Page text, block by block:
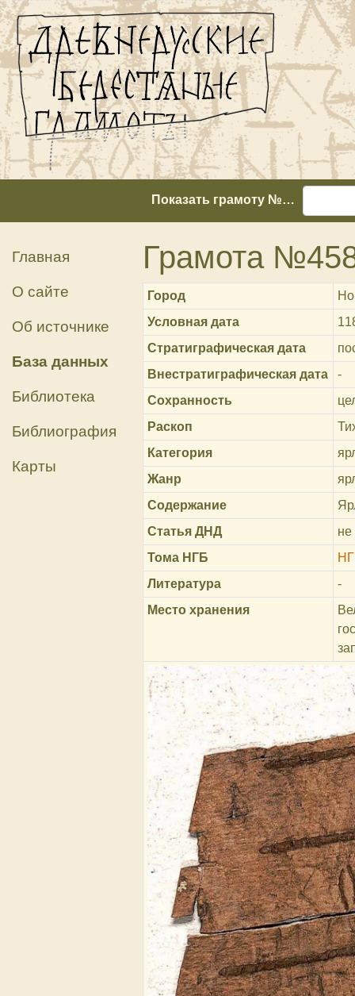
Показать грамоту №…
Главная
О сайте
Об источнике
База данных
Библиотека
Библиография
Карты
Грамота
Город
Условная дата
Стратиграфическая дата
Внестратиграфическая дата
-
Сохранность
Раскоп
Категория
Жанр
Содержание
Статья ДНД
Тома НГБ
Литература
-
Место хранения